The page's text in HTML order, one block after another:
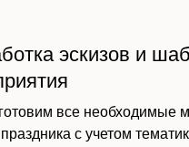
эскизов и
все необходимые
с учетом